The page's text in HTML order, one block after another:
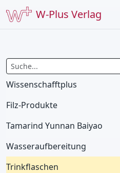
W-Plus Verlag
Wissenschafftplus
Filz-Produkte
Tamarind Yunnan Baiyao
Wasseraufbereitung
Trinkflaschen